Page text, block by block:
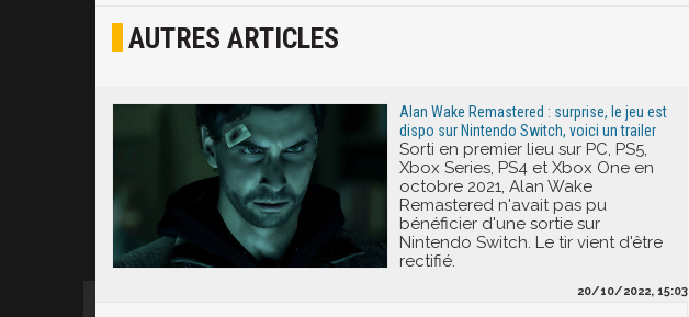
Joyeux
AUTRES ARTICLES
Alan Wake Remastered : surprise, le jeu est
dispo sur Nintendo Switch, voici un trailer
Sorti en premier lieu sur PC, PS5,
Xbox Series, PS4 et Xbox One en
octobre 2021, Alan Wake
Remastered n'avait pas pu
bénéficier d'une sortie sur
Nintendo Switch. Le tir vient d'être
rectifié.
20/10/2022, 15:03